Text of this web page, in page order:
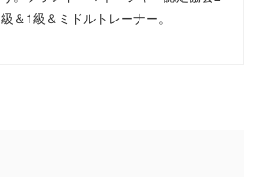
級＆1級＆ミドルトレーナー。